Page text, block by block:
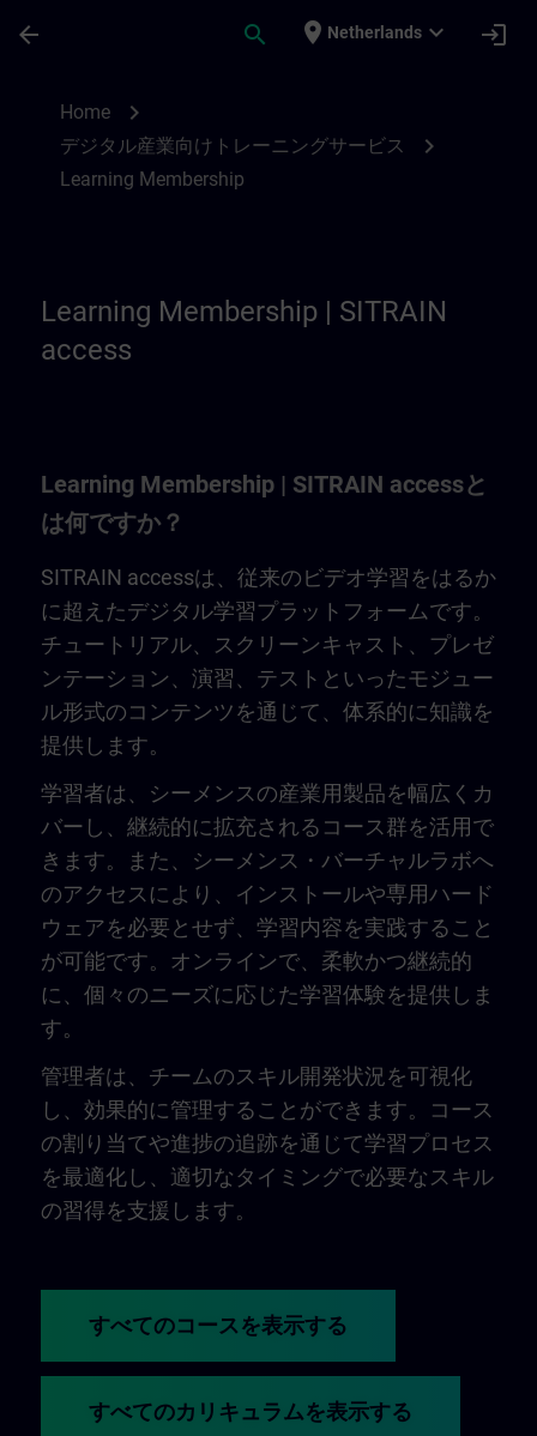
arrow_back search place Netherlands expand_more login
Home chevron_right
デジタル産業向けトレーニングサービス chevron_right
Learning Membership
Learning Membership | SITRAIN
access
Learning Membership | SITRAIN accessと
は何ですか？
SITRAIN accessは、従来のビデオ学習をはるか
に超えたデジタル学習プラットフォームです。
チュートリアル、スクリーンキャスト、プレゼ
ンテーション、演習、テストといったモジュー
ル形式のコンテンツを通じて、体系的に知識を
提供します。
学習者は、シーメンスの産業用製品を幅広くカ
バーし、継続的に拡充されるコース群を活用で
きます。また、シーメンス・バーチャルラボへ
のアクセスにより、インストールや専用ハード
ウェアを必要とせず、学習内容を実践すること
が可能です。オンラインで、柔軟かつ継続的
に、個々のニーズに応じた学習体験を提供しま
す。
管理者は、チームのスキル開発状況を可視化
し、効果的に管理することができます。コース
の割り当てや進捗の追跡を通じて学習プロセス
を最適化し、適切なタイミングで必要なスキル
の習得を支援します。
すべてのコースを表示する
すべてのカリキュラムを表示する